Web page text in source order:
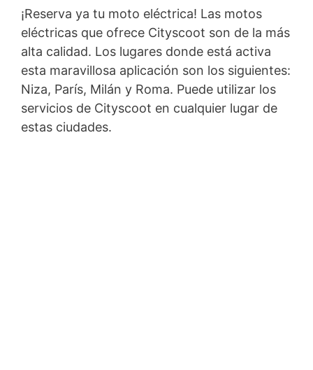
¡Reserva ya tu moto eléctrica! Las motos
eléctricas que ofrece Cityscoot son de la más
alta calidad. Los lugares donde está activa
esta maravillosa aplicación son los siguientes:
Niza, París, Milán y Roma. Puede utilizar los
servicios de Cityscoot en cualquier lugar de
estas ciudades.